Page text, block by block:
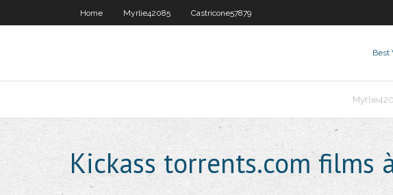
Home Myrlie42085 Castricone57879
Best
Kickass torrents.com